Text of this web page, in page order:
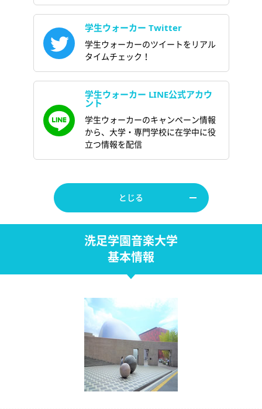
学生ウォーカー Twitter
学生ウォーカーのツイートをリアル
タイムチェック！
学生ウォーカー LINE公式アカウ
ント
学生ウォーカーのキャンペーン情報
から、大学・専門学校に在学中に役
立つ情報を配信
とじる
洗足学園音楽大学
基本情報